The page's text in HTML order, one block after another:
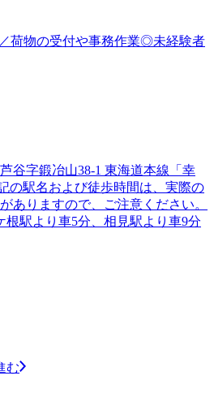
荷物の受付や事務作業◎未経験者
谷字鍛冶山38-1 東海道本線「幸
の駅名および徒歩時間は、実際の
ありますので、ご注意ください。
根駅より車5分、相見駅より車9分
む